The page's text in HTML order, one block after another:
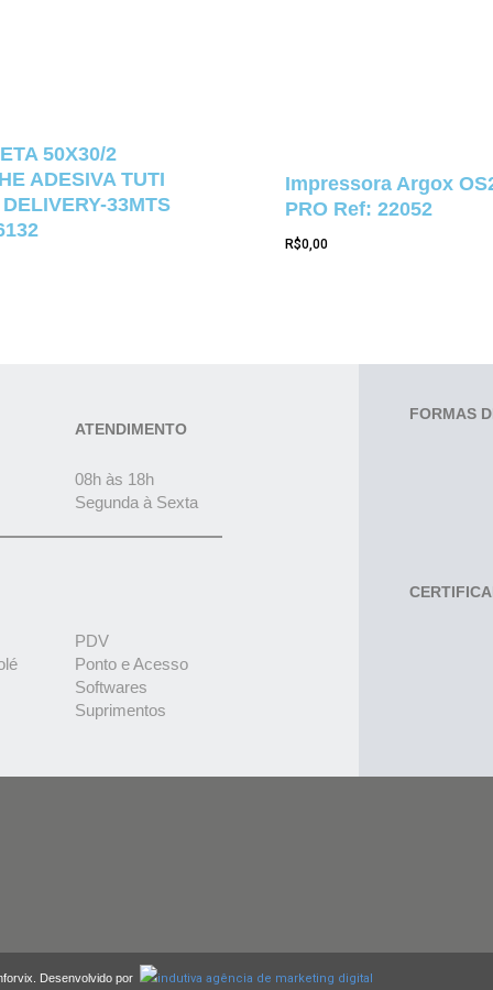
50X30/2
ADESIVA TUTI
33MTS
Impressora Argox
PRO Ref: 22052
R$0,00
ATENDIMENTO
08h às 18h
Segunda à Sexta
PDV
Ponto e Acesso
Softwares
Suprimentos
FORMAS
Desenvolvido por